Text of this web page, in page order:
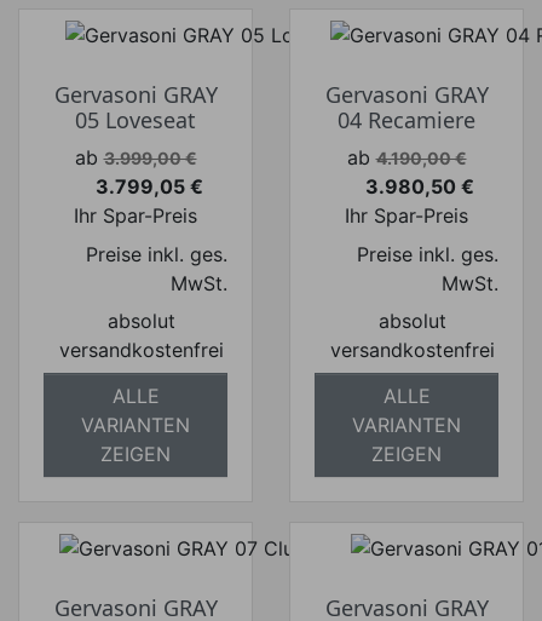
Gervasoni GRAY
05 Loveseat
Verkaufspreis
ab 3.999,00 €
Preis
3.799,05 €
Ihr Spar-Preis
Preise inkl. ges.
MwSt.
absolut
versandkostenfrei
ALLE
VARIANTEN
ZEIGEN
Gervasoni GRAY
04 Recamiere
Verkaufspreis
ab 4.190,00 €
Preis
3.980,50 €
Ihr Spar-Preis
Preise inkl. ges.
MwSt.
absolut
versandkostenfrei
ALLE
VARIANTEN
ZEIGEN
Gervasoni GRAY
Gervasoni GRAY